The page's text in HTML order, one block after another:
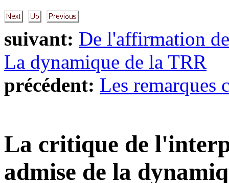
suivant: De l'affirmation
La dynamique de la TRR
précédent: Les remarques
La critique de
admise de la